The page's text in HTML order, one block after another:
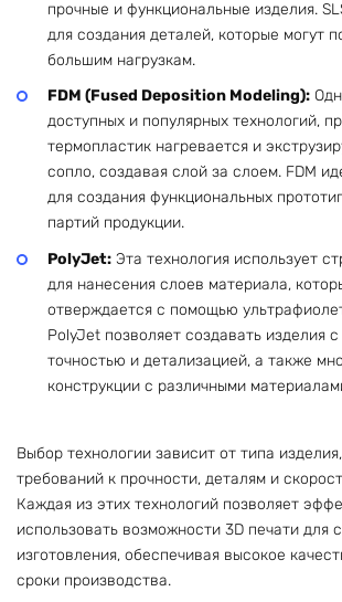
прочные и функциональные изделия.
для создания деталей, которые могут
большим нагрузкам.
FDM (Fused Deposition Modeling):
доступных и популярных технологий,
термопластик нагревается и
сопло, создавая слой за слоем. FDM
для создания функциональных
партий продукции.
PolyJet: Эта технология использует
для нанесения слоев материала,
отверждается с помощью
PolyJet позволяет создавать изделия
точностью и детализацией, а также
конструкции с различными
Выбор технологии зависит от типа
требований к прочности, деталям и
Каждая из этих технологий позволяет
использовать возможности 3D печати для
изготовления, обеспечивая высокое
сроки производства.